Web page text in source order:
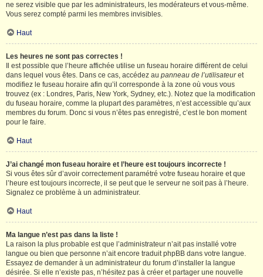
ne serez visible que par les administrateurs, les modérateurs et vous-même.
Vous serez compté parmi les membres invisibles.
Haut
Les heures ne sont pas correctes !
Il est possible que l’heure affichée utilise un fuseau horaire différent de celui
dans lequel vous êtes. Dans ce cas, accédez au panneau de l’utilisateuret
modifiez le fuseau horaire afin qu’il corresponde à la zone où vous vous
trouvez (ex : Londres, Paris, New York, Sydney, etc.). Notez que la modification
du fuseau horaire, comme la plupart des paramètres, n’est accessible qu’aux
membres du forum. Donc si vous n’êtes pas enregistré, c’est le bon moment
pour le faire.
Haut
J’ai changé mon fuseau horaire et l’heure est toujours incorrecte !
Si vous êtes sûr d’avoir correctement paramétré votre fuseau horaire et que
l’heure est toujours incorrecte, il se peut que le serveur ne soit pas à l’heure.
Signalez ce problème à un administrateur.
Haut
Ma langue n’est pas dans la liste !
La raison la plus probable est que l’administrateur n’ait pas installé votre
langue ou bien que personne n’ait encore traduit phpBB dans votre langue.
Essayez de demander à un administrateur du forum d’installer la langue
désirée. Si elle n’existe pas, n’hésitez pas à créer et partager une nouvelle